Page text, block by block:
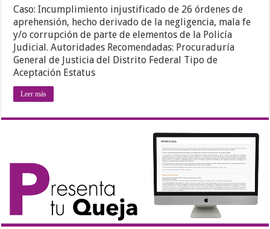
Caso: Incumplimiento injustificado de 26 órdenes de
aprehensión, hecho derivado de la negligencia, mala fe
y/o corrupción de parte de elementos de la Policía
Judicial. Autoridades Recomendadas: Procuraduría
General de Justicia del Distrito Federal Tipo de
Aceptación Estatus
Leer más